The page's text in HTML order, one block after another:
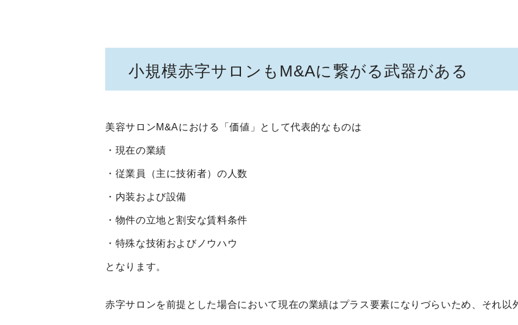
小規模赤字サロンもM&Aに繋がる武器がある
美容サロンM&Aにおける「価値」として代表的なものは
・現在の業績
・従業員（主に技術者）の人数
・内装および設備
・物件の立地と割安な賃料条件
・特殊な技術およびノウハウ
となります。
赤字サロンを前提とした場合において現在の業績はプラス要素になりづらいため、それ以